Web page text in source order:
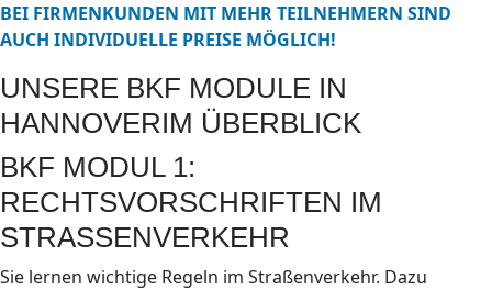
BEI FIRMENKUNDEN MIT MEHR TEILNEHMERN SIND
AUCH INDIVIDUELLE PREISE MÖGLICH!
UNSERE BKF MODULE IN
HANNOVERIM ÜBERBLICK
BKF MODUL 1:
RECHTSVORSCHRIFTEN IM
STRASSENVERKEHR
Sie lernen wichtige Regeln im Straßenverkehr. Dazu